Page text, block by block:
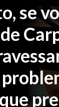
se